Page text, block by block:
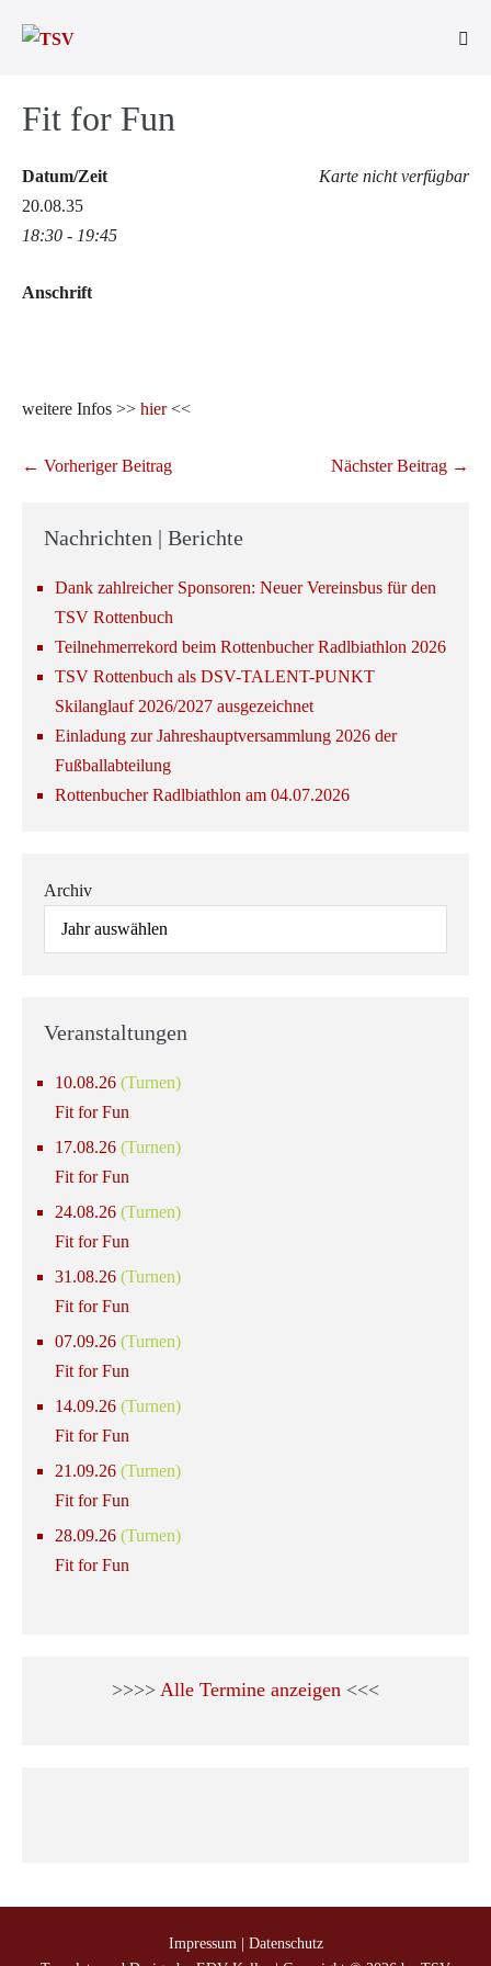
Inhalt
Fit for Fun
Karte nicht verfügbar
Datum/Zeit
20.08.35
18:30 - 19:45
Anschrift
weitere Infos >> hier<<
Beitragsnavigation
← Vorheriger Beitrag Nächster Beitrag →
Nachrichten | Berichte
Dank zahlreicher Sponsoren: Neuer Vereinsbus für den
TSV Rottenbuch
Teilnehmerrekord beim Rottenbucher Radlbiathlon 2026
TSV Rottenbuch als DSV-TALENT-PUNKT
Skilanglauf 2026/2027 ausgezeichnet
Einladung zur Jahreshauptversammlung 2026 der
Fußballabteilung
Rottenbucher Radlbiathlon am 04.07.2026
Archiv
Veranstaltungen
10.08.26 (Turnen)
Fit for Fun
17.08.26 (Turnen)
Fit for Fun
24.08.26 (Turnen)
Fit for Fun
31.08.26 (Turnen)
Fit for Fun
07.09.26 (Turnen)
Fit for Fun
14.09.26 (Turnen)
Fit for Fun
21.09.26 (Turnen)
Fit for Fun
28.09.26 (Turnen)
Fit for Fun
>>>> Alle Termine anzeigen <<<
Impressum
Datenschutz